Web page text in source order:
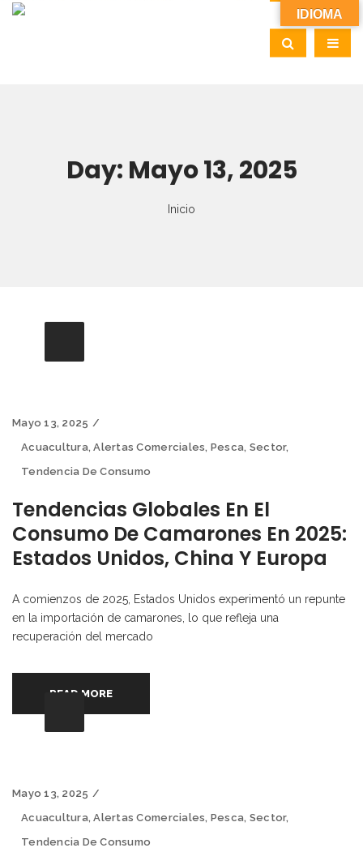
Day: Mayo 13, 2025
Inicio
Mayo 13, 2025
Acuacultura,Alertas Comerciales, Pesca, Sector,
Tendencia De Consumo
Tendencias Globales En El
Consumo De Camarones En 2025:
Estados Unidos, China Y Europa
A comienzos de 2025, Estados Unidos experimentó un repunte
en la importación de camarones, lo que refleja una
recuperación del mercado
READ MORE
Mayo 13, 2025
Acuacultura,Alertas Comerciales, Pesca, Sector,
Tendencia De Consumo
IDIOMA